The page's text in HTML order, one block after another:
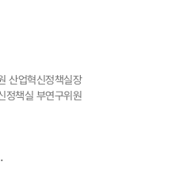
산업혁신정책실장
정책실 부연구위원